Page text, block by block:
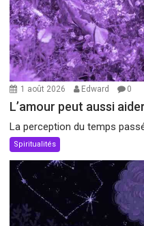
1 août 2026 Edward 0
L’amour peut aussi
La perception du temps
Spiritualités